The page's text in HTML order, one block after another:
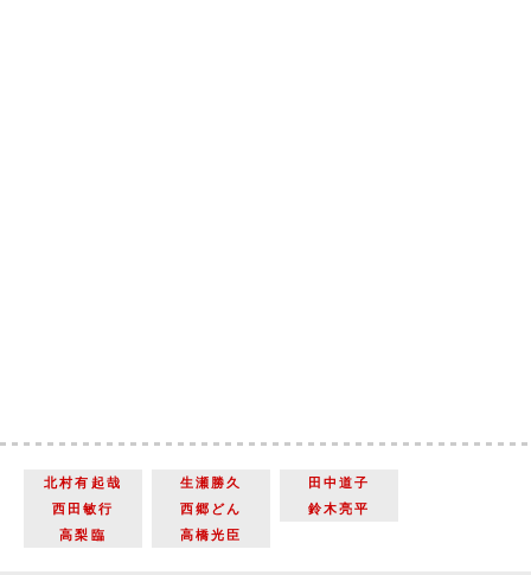
北村有起哉 生瀬勝久
田中道子
西田敏行
西郷どん
鈴木亮平
高梨臨
高橋光臣